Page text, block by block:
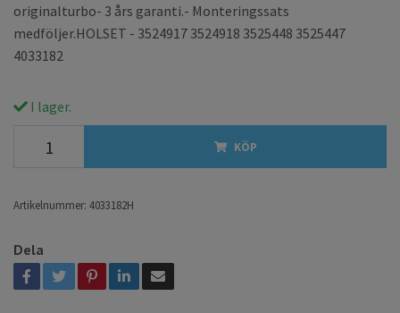
originalturbo- 3 års garanti.- Monteringssats
medföljer.HOLSET - 3524917 3524918 3525448 3525447
4033182
I lager.
KÖP
Artikelnummer: 4033182H
Dela